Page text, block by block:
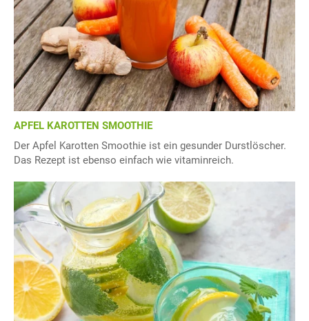
APFEL KAROTTEN SMOOTHIE
Der Apfel Karotten Smoothie ist ein gesunder Durstlöscher.
Das Rezept ist ebenso einfach wie vitaminreich.